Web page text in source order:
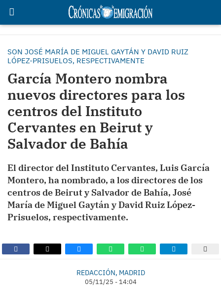
SON JOSÉ MARÍA DE MIGUEL GAYTÁN Y DAVID RUIZ
LÓPEZ-PRISUELOS, RESPECTIVAMENTE
García Montero nombra
nuevos directores para los
centros del Instituto
Cervantes en Beirut y
Salvador de Bahía
El director del Instituto Cervantes, Luis García
Montero, ha nombrado, a los directores de los
centros de Beirut y Salvador de Bahía, José
María de Miguel Gaytán y David Ruiz López-
Prisuelos, respectivamente.
REDACCIÓN, MADRID
05/11/25 - 14:04